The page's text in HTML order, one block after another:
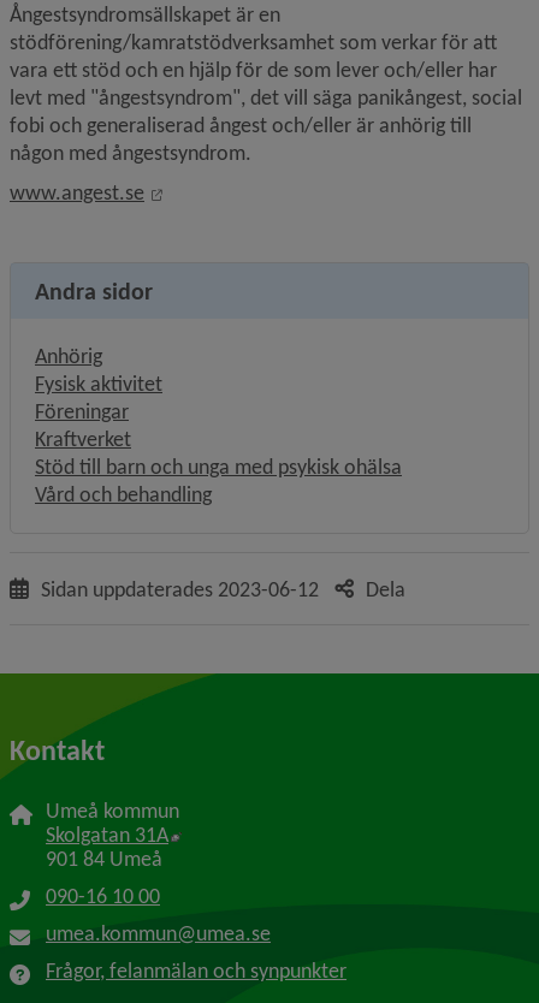
Ångestsyndromsällskapet är en
stödförening/kamratstödverksamhet som verkar för att
vara ett stöd och en hjälp för de som lever och/eller har
levt med "ångestsyndrom", det vill säga panikångest, social
fobi och generaliserad ångest och/eller är anhörig till
någon med ångestsyndrom.
www.angest.se
Länk till annan webbplats, öppnas i nytt
Andra sidor
Anhörig
Fysisk aktivitet
Föreningar
Kraftverket
Stöd till barn och unga med psykisk ohälsa
Vård och behandling
Sidan uppdaterades 2023-06-12 Dela
Kontakt
Umeå kommun
Skolgatan 31A Länk till annan webbplats, öppnas i nytt
901 84 Umeå
090-16 10 00
umea.kommun@umea.se
Frågor, felanmälan och synpunkter